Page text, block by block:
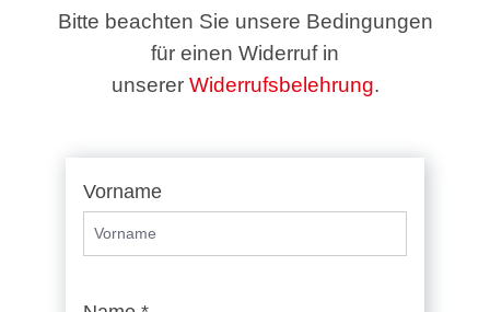
Bitte beachten Sie unsere Bedingungen
für einen Widerruf in
unserer Widerrufsbelehrung.
Vorname